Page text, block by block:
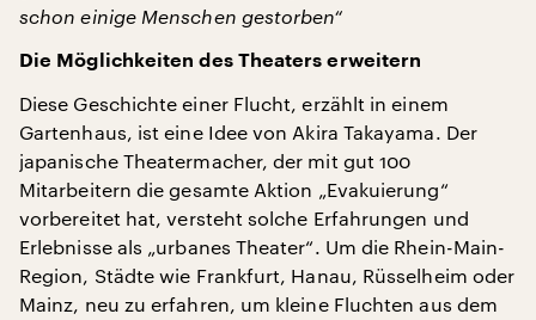
schon einige Menschen gestorben“
Die Möglichkeiten des Theaters erweitern
Diese Geschichte einer Flucht, erzählt in einem
Gartenhaus, ist eine Idee von Akira Takayama. Der
japanische Theatermacher, der mit gut 100
Mitarbeitern die gesamte Aktion „Evakuierung“
vorbereitet hat, versteht solche Erfahrungen und
Erlebnisse als „urbanes Theater“. Um die Rhein-Main-
Region, Städte wie Frankfurt, Hanau, Rüsselheim oder
Mainz, neu zu erfahren, um kleine Fluchten aus dem